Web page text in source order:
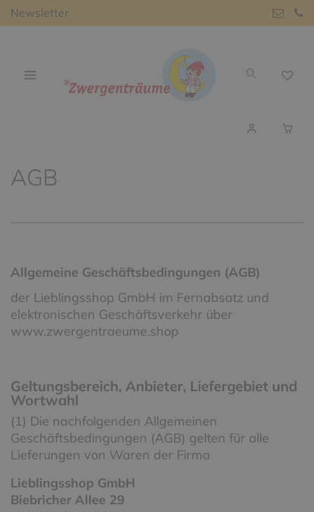
Newsletter
AGB
Allgemeine Geschäftsbedingungen (AGB)
der Lieblingsshop GmbH im Fernabsatz und
elektronischen Geschäftsverkehr über
www.zwergentraeume.shop
Geltungsbereich, Anbieter, Liefergebiet und
Wortwahl
(1) Die nachfolgenden Allgemeinen
Geschäftsbedingungen (AGB) gelten für alle
Lieferungen von Waren der Firma
Lieblingsshop GmbH
Biebricher Allee 29